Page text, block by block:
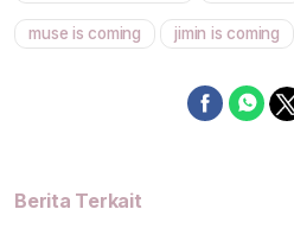
muse is coming jimin is coming
Berita Terkait